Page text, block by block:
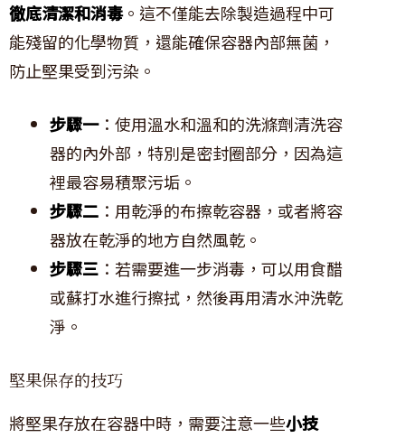
徹底清潔和消毒。這不僅能去除製造過程中可
能殘留的化學物質，還能確保容器內部無菌，
防止堅果受到污染。
步驟一：使用溫水和溫和的洗滌劑清洗容
器的內外部，特別是密封圈部分，因為這
裡最容易積聚污垢。
步驟二 ：用乾淨的布擦乾容器，或者將容
器放在乾淨的地方自然風乾。
步驟三 ：若需要進一步消毒，可以用食醋
或蘇打水進行擦拭，然後再用清水沖洗乾
淨。
堅果保存的技巧
將堅果存放在容器中時，需要注意一些小技